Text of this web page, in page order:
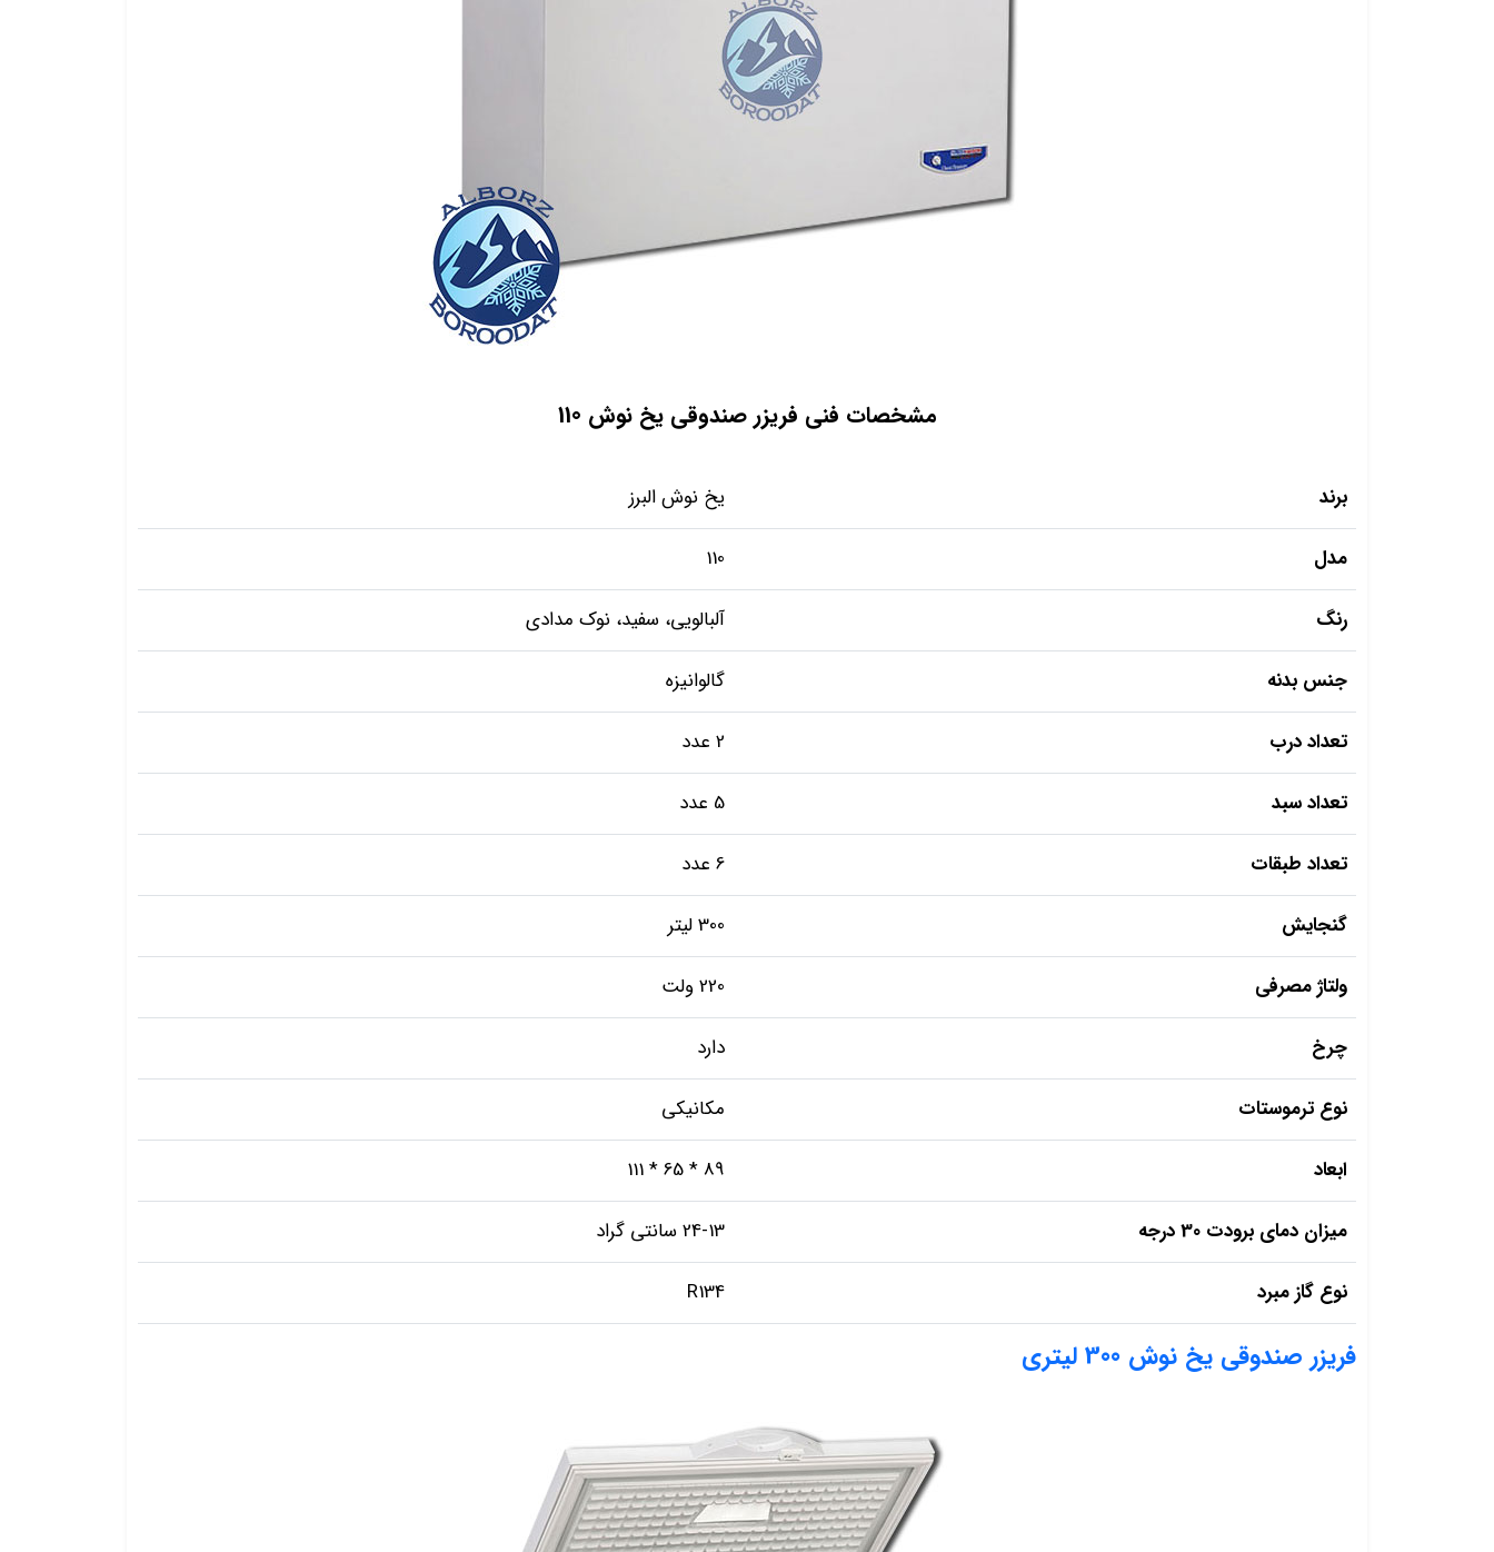
مشخصات فنی فریزر صندوقی یخ نوش 110
برند یخ نوش البرز
مدل 110
رنگ آلبالویی، سفید، نوک مدادی
جنس بدنه گالوانیزه
تعداد درب 2 عدد
تعداد سبد 5 عدد
تعداد طبقات 6 عدد
گنجایش 300 لیتر
ولتاژ مصرفی 220 ولت
چرخ دارد
نوع ترموستات مکانیکی
ابعاد 89 * 65 * 111
میزان دمای برودت 30 درجه 24-13 سانتی گراد
نوع گاز مبرد R134
فریزر صندوقی یخ نوش 300 لیتری